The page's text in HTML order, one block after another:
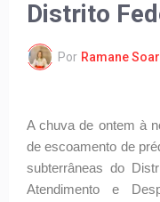
Distrito
Por Ramane
A chuva de ontem à
de escoamento de
subterrâneas do
Atendimento e